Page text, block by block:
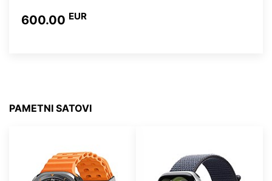
600.00 EUR
PAMETNI SATOVI